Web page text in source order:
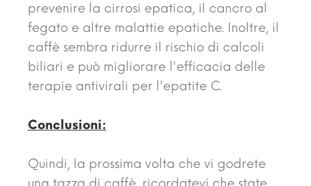
prevenire la cirrosi epatica, il cancro al
fegato e altre malattie epatiche. Inoltre, il
caffè sembra ridurre il rischio di calcoli
biliari e può migliorare l'efficacia delle
terapie antivirali per l'epatite C.
Conclusioni:
Quindi, la prossima volta che vi godrete